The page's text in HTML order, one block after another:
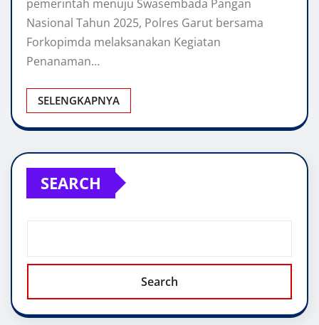
pemerintah menuju Swasembada Pangan
Nasional Tahun 2025, Polres Garut bersama
Forkopimda melaksanakan Kegiatan
Penanaman…
SELENGKAPNYA
SEARCH
Search